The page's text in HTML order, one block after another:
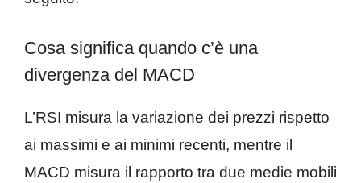
Cosa significa quando c’è una
divergenza del MACD
L’RSI misura la variazione dei prezzi rispetto
ai massimi e ai minimi recenti, mentre il
MACD misura il rapporto tra due medie mobili